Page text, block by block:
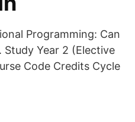
Programming: Can
Study Year 2 (Elective
Code Credits Cycle